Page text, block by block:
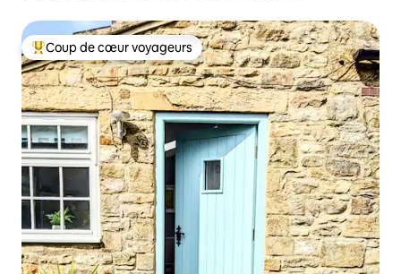
Coup de cœur voyageurs parmi les plus aimés
Coup de cœur voyageurs